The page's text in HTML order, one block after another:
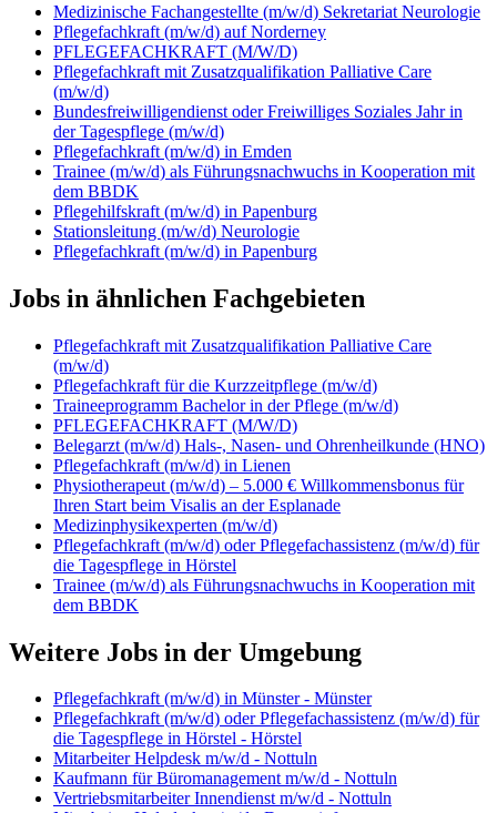
Medizinische Fachangestellte (m/w/d) Sekretariat Neurologie
Pflegefachkraft (m/w/d) auf Norderney
PFLEGEFACHKRAFT (M/W/D)
Pflegefachkraft mit Zusatzqualifikation Palliative Care
(m/w/d)
Bundesfreiwilligendienst oder Freiwilliges Soziales Jahr in
der Tagespflege (m/w/d)
Pflegefachkraft (m/w/d) in Emden
Trainee (m/w/d) als Führungsnachwuchs in Kooperation mit
dem BBDK
Pflegehilfskraft (m/w/d) in Papenburg
Stationsleitung (m/w/d) Neurologie
Pflegefachkraft (m/w/d) in Papenburg
Jobs in ähnlichen Fachgebieten
Pflegefachkraft mit Zusatzqualifikation Palliative Care
(m/w/d)
Pflegefachkraft für die Kurzzeitpflege (m/w/d)
Traineeprogramm Bachelor in der Pflege (m/w/d)
PFLEGEFACHKRAFT (M/W/D)
Belegarzt (m/w/d) Hals-, Nasen- und Ohrenheilkunde (HNO)
Pflegefachkraft (m/w/d) in Lienen
Physiotherapeut (m/w/d) – 5.000 € Willkommensbonus für
Ihren Start beim Visalis an der Esplanade
Medizinphysikexperten (m/w/d)
Pflegefachkraft (m/w/d) oder Pflegefachassistenz (m/w/d) für
die Tagespflege in Hörstel
Trainee (m/w/d) als Führungsnachwuchs in Kooperation mit
dem BBDK
Weitere Jobs in der Umgebung
Pflegefachkraft (m/w/d) in Münster - Münster
Pflegefachkraft (m/w/d) oder Pflegefachassistenz (m/w/d) für
die Tagespflege in Hörstel - Hörstel
Mitarbeiter Helpdesk m/w/d - Nottuln
Kaufmann für Büromanagement m/w/d - Nottuln
Vertriebsmitarbeiter Innendienst m/w/d - Nottuln